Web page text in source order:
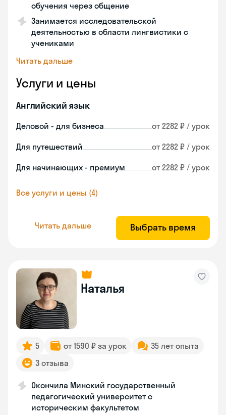
обучения через общение
Занимается исследовательской
деятельностью в области лингвистики с
учениками
Читать дальше
Услуги и цены
Английский язык
Деловой - для бизнеса от 2282 ₽ / урок
Для путешествий от 2282 ₽ / урок
Для начинающих - премиум от 2282 ₽ / урок
Все услуги и цены (4)
Читать дальше Выбрать время
Наталья
5 от 1590 ₽ за урок
35 лет опыта
3 отзыва
Окончила Минский государственный
педагогический университет с
историческим факультетом